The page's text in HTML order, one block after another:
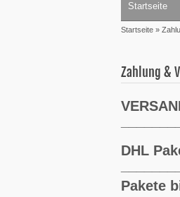
Startseite
Startseite »
Zahlung &
DHL
Pakete